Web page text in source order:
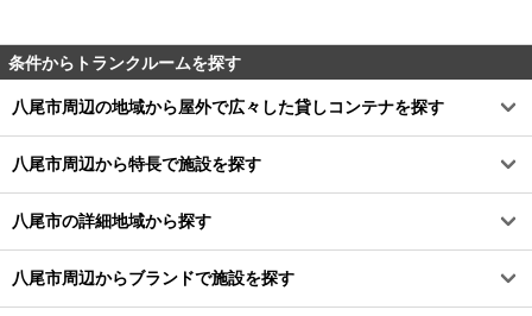
条件からトランクルームを探す
八尾市周辺の地域から屋外で広々した貸しコンテナを探す
八尾市周辺から特長で施設を探す
八尾市の詳細地域から探す
八尾市周辺からブランドで施設を探す